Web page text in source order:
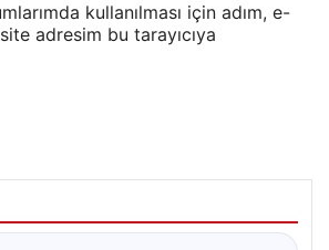
kullanılması için adım, e-
adresim bu tarayıcıya